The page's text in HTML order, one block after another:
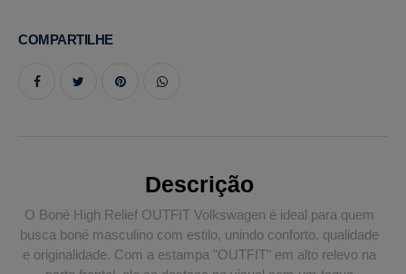
COMPARTILHE
Descrição
O Boné High Relief OUTFIT Volkswagen é ideal para quem
busca boné masculino com estilo, unindo conforto, qualidade
e originalidade. Com a estampa "OUTFIT" em alto relevo na